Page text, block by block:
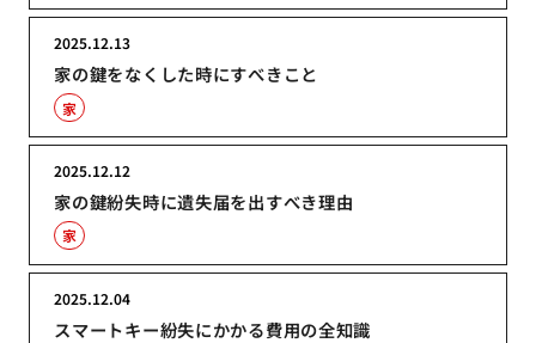
家の鍵をなくした時にすべきこと
2025.12.13
家
家の鍵紛失時に遺失届を出すべき理由
2025.12.12
家
スマートキー紛失にかかる費用の全知識
2025.12.04